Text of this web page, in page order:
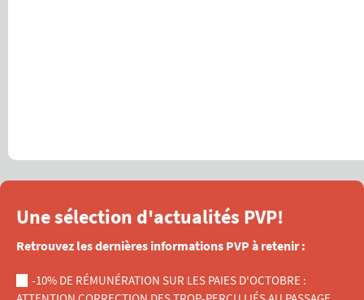
Une sélection d'actualités PVP!
Retrouvez les dernières informations PVP à retenir :
-10% DE RÉMUNÉRATION SUR LES PAIES D'OCTOBRE :